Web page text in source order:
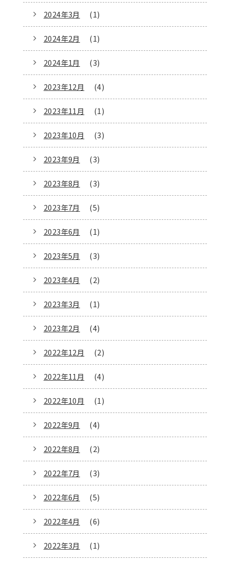
2024年3月 (1)
2024年2月 (1)
2024年1月 (3)
2023年12月 (4)
2023年11月 (1)
2023年10月 (3)
2023年9月 (3)
2023年8月 (3)
2023年7月 (5)
2023年6月 (1)
2023年5月 (3)
2023年4月 (2)
2023年3月 (1)
2023年2月 (4)
2022年12月 (2)
2022年11月 (4)
2022年10月 (1)
2022年9月 (4)
2022年8月 (2)
2022年7月 (3)
2022年6月 (5)
2022年4月 (6)
2022年3月 (1)